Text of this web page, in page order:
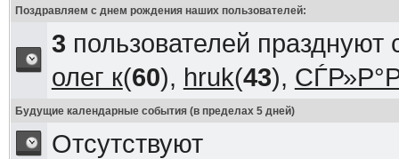
Поздравляем с днем рождения наших пользователей:
3 пользователей
олег к(60), hruk(43),
Будущие календарные события (в пределах 5 дней)
Отсутствуют